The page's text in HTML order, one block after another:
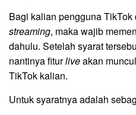
Bagi kalian pengguna
streaming, maka wajib
dahulu. Setelah syarat
nantinya fiturliveakan
TikTok kalian.
Untuk syaratnya adalah